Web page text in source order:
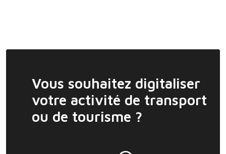
Vous souhaitez digitaliser
votre activité de transport
ou de tourisme ?